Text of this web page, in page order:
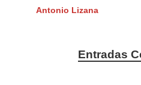
Antonio Lizana
Entradas